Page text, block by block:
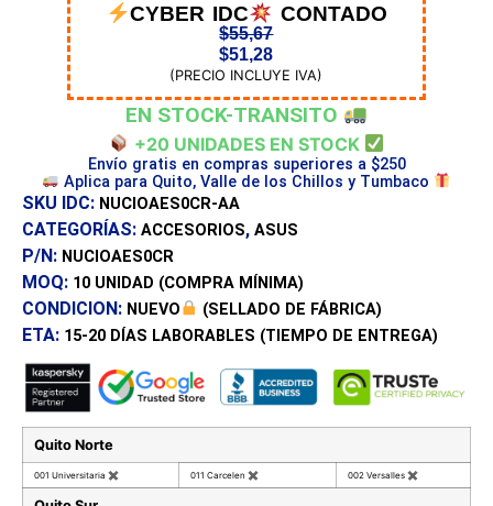
CYBER IDC CONTADO
$55,67
$51,28
(PRECIO INCLUYE IVA)
EN STOCK-TRANSITO
+20 UNIDADES EN STOCK
Envío gratis en compras superiores a $250
Aplica para Quito, Valle de los Chillos y Tumbaco
SKU IDC: NUCIOAES0CR-AA
CATEGORÍAS: ACCESORIOS, ASUS
P/N: NUCIOAES0CR
MOQ: 10 UNIDAD (COMPRA MÍNIMA)
CONDICION: NUEVO (SELLADO DE FÁBRICA)
ETA: 15-20 DÍAS LABORABLES (TIEMPO DE ENTREGA)
Quito Norte
001 Universitaria ✖ 011 Carcelen ✖ 002 Versalles ✖